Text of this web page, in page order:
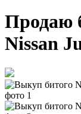
Продаю
Nissan